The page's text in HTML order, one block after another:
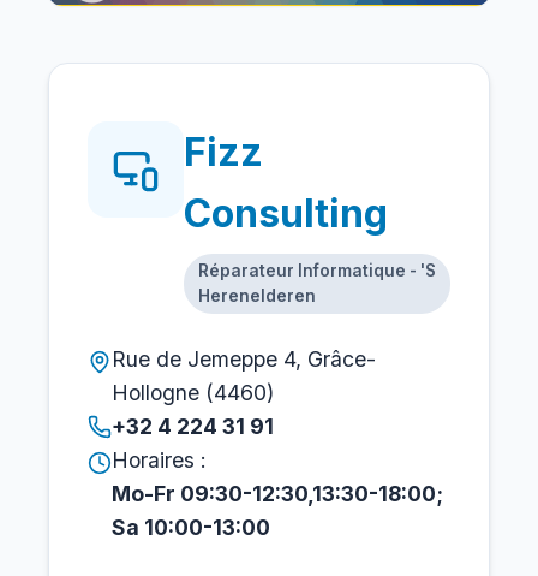
Fizz
Consulting
Réparateur Informatique - 'S
Herenelderen
Rue de Jemeppe 4, Grâce-
Hollogne (4460)
+32 4 224 31 91
Horaires :
Mo-Fr 09:30-12:30,13:30-18:00;
Sa 10:00-13:00